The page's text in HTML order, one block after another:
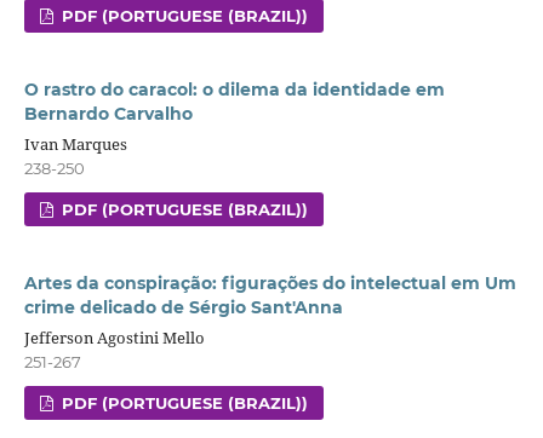
PDF (PORTUGUESE (BRAZIL))
O rastro do caracol: o dilema da identidade em
Bernardo Carvalho
Ivan Marques
238-250
PDF (PORTUGUESE (BRAZIL))
Artes da conspiração: figurações do intelectual em Um
crime delicado de Sérgio Sant'Anna
Jefferson Agostini Mello
251-267
PDF (PORTUGUESE (BRAZIL))